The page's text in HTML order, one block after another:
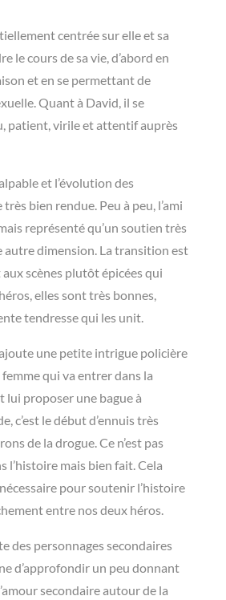
centrée sur elle et sa
le cours de sa vie, d’abord en
et en se permettant de
Quant à David, il se
patient, virile et attentif auprès
et l’évolution des
bien rendue. Peu à peu, l’ami
représenté qu’un soutien très
autre dimension. La transition est
scènes plutôt épicées qui
elles sont très bonnes,
tendresse qui les unit.
une petite intrigue policière
qui va entrer dans la
lui proposer une bague à
c’est le début d’ennuis très
de la drogue. Ce n’est pas
l’histoire mais bien fait. Cela
pour soutenir l’histoire
entre nos deux héros.
des personnages secondaires
d’approfondir un peu donnant
secondaire autour de la